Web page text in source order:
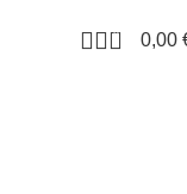
0 0,00